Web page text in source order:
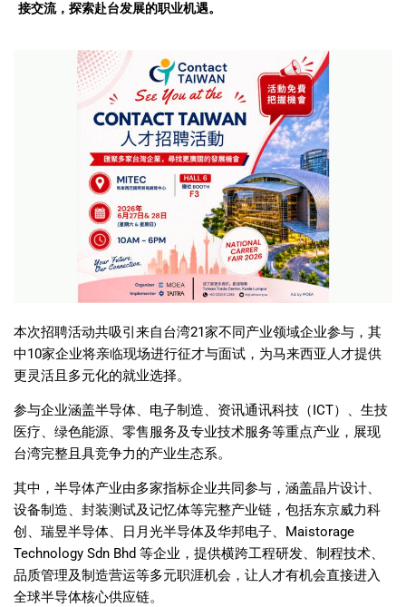
接交流，探索赴台发展的职业机遇。
本次招聘活动共吸引来自台湾21家不同产业领域企业参与，其
中10家企业将亲临现场进行征才与面试，为马来西亚人才提供
更灵活且多元化的就业选择。
参与企业涵盖半导体、电子制造、资讯通讯科技（ICT）、生技
医疗、绿色能源、零售服务及专业技术服务等重点产业，展现
台湾完整且具竞争力的产业生态系。
其中，半导体产业由多家指标企业共同参与，涵盖晶片设计、
设备制造、封装测试及记忆体等完整产业链，包括东京威力科
创、瑞昱半导体、日月光半导体及华邦电子、Maistorage
Technology Sdn Bhd 等企业，提供横跨工程研发、制程技术、
品质管理及制造营运等多元职涯机会，让人才有机会直接进入
全球半导体核心供应链。